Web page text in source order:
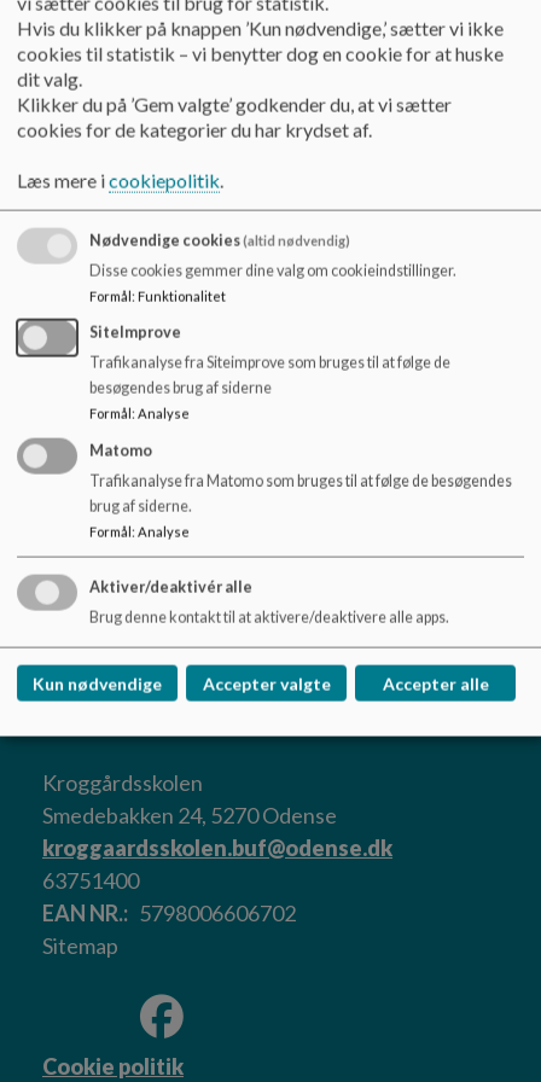
Formålet med at starte Forårs SFO pr. 1. marts er at skabe en
glidende overgang fra dagtilbud til skole og dermed støtte en
sammenhængende og helhedsskabende oplevelse hos børn
og forældre.
Forårs SFO er et særligt tilrettelagt tilbud målrettet
nye fællesskaber, læring, motivation, tryghed og trivsel,
hvilket har betydning for, at børnene får en god start i skolen.
Vigtigt at vide:
Indskrivning til Forårs SFO foregår i november samtidig med
indskrivning til skole
Taksten for Forårs SFO svarer til en daginstitutionstakst
Indholdet er pædagogiske aktiviteter med udgangspunkt i
pædagogiske læreplaner for dagtilbud og SFO og fælles mål
for undervisningen
Der er mulighed for tilkøb af feriepasning på udvalgte skoler
i påsken, dagen efter Kr. Himmelfart, Grundlovsdag og i uge
28, 29, 30
En eventuel udmeldelse af Forårs SFO før 31. juli skal ske
med en måneds varsel til den 15. eller den sidste dag i
måneden
Inden sommerferien vil I blive bedt om at tage stilling til,
hvorvidt I ønsker at benytte SFO pr. 1. august
Kroggårdsskolen
Smedebakken 24, 5270 Odense
kroggaardsskolen.buf@odense.dk
63751400
EAN NR.
5798006606702
Sitemap
Cookie politik
Hvis du klikker på knappen ’Kun nødvendige,’ sætter vi ikke
cookies til statistik – vi benytter dog en cookie for at huske
dit valg.
Klikker du på ’Gem valgte’ godkender du, at vi sætter
cookies for de kategorier du har krydset af.
Læs mere icookiepolitik.
Nødvendige cookies(altid nødvendig)
Disse cookies gemmer dine valg om cookieindstillinger.
Formål: Funktionalitet
SiteImprove
Trafikanalyse fra Siteimprove som bruges til at følge de
besøgendes brug af siderne
Formål : Analyse
Matomo
Trafikanalyse fra Matomo som bruges til at følge de besøgendes
brug af siderne.
Formål: Analyse
Aktiver/deaktivér alle
Brug denne kontakt til at aktivere/deaktivere alle apps.
Kun nødvendige Accepter valgte Accepter alle